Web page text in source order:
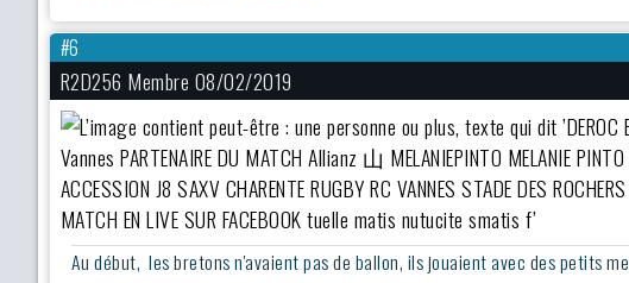
#6
R2D256 Membre 08/02/2019
Au début, les bretons n'avaient pas de ballon, ils jouaient avec des petits